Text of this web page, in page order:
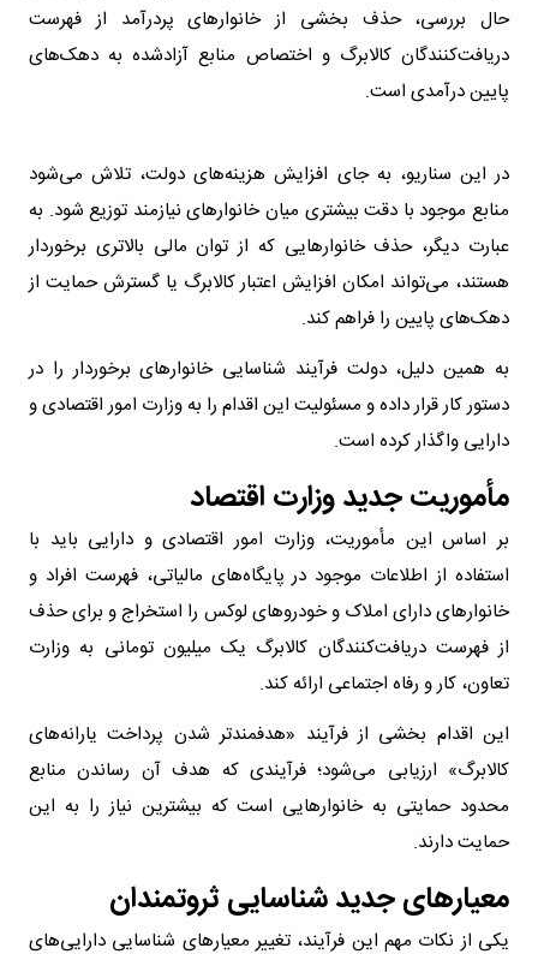
حال بررسی، حذف بخشی از خانوار‌های پردرآمد از فهرست
دریافت‌کنندگان کالابرگ و اختصاص منابع آزادشده به دهک‌های
پایین درآمدی است.
در این سناریو، به جای افزایش هزینه‌های دولت، تلاش می‌شود
منابع موجود با دقت بیشتری میان خانوار‌های نیازمند توزیع شود. به
عبارت دیگر، حذف خانوار‌هایی که از توان مالی بالاتری برخوردار
هستند، می‌تواند امکان افزایش اعتبار کالابرگ یا گسترش حمایت از
دهک‌های پایین را فراهم کند.
به همین دلیل، دولت فرآیند شناسایی خانوار‌های برخوردار را در
دستور کار قرار داده و مسئولیت این اقدام را به وزارت امور اقتصادی و
دارایی واگذار کرده است.
مأموریت جدید وزارت اقتصاد
بر اساس این مأموریت، وزارت امور اقتصادی و دارایی باید با
استفاده از اطلاعات موجود در پایگاه‌های مالیاتی، فهرست افراد و
خانوار‌های دارای املاک و خودرو‌های لوکس را استخراج و برای حذف
از فهرست دریافت‌کنندگان کالابرگ یک میلیون تومانی به وزارت
تعاون، کار و رفاه اجتماعی ارائه کند.
این اقدام بخشی از فرآیند «هدفمندتر شدن پرداخت یارانه‌های
کالابرگ» ارزیابی می‌شود؛ فرآیندی که هدف آن رساندن منابع
محدود حمایتی به خانوار‌هایی است که بیشترین نیاز را به این
حمایت دارند.
معیار‌های جدید شناسایی ثروتمندان
یکی از نکات مهم این فرآیند، تغییر معیار‌های شناسایی دارایی‌های